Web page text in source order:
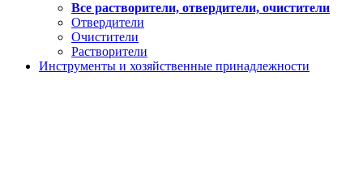
Все растворители, отвердители, очистители
Отвердители
Очистители
Растворители
Инструменты и хозяйственные принадлежности